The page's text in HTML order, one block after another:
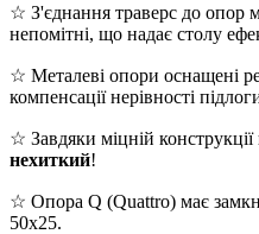
☆ З'єднання траверс до опор
непомітні, що надає столу
☆ Металеві опори оснащені
компенсації нерівності
☆ Завдяки міцній конструкції
нехиткий!
☆ Опора Q (Quattro) має
50х25.